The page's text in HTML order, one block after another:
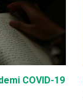
COVID-19